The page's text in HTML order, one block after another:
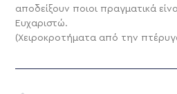
αποδείξουν ποιοι πραγματικά
Ευχαριστώ.
(Χειροκροτήματα από την